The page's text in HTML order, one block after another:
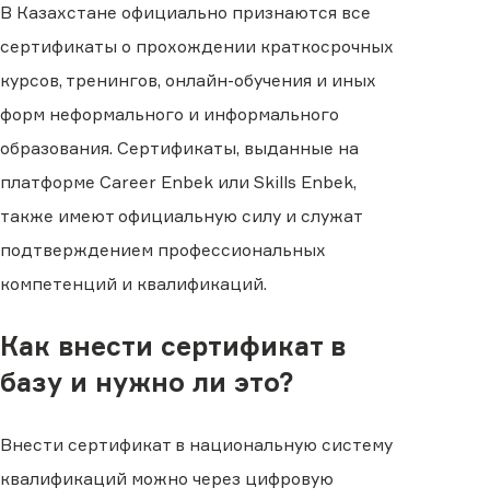
В Казахстане официально признаются все
сертификаты о прохождении краткосрочных
курсов, тренингов, онлайн-обучения и иных
форм неформального и информального
образования. Сертификаты, выданные на
платформе Career Enbek или Skills Enbek,
также имеют официальную силу и служат
подтверждением профессиональных
компетенций и квалификаций.
Как внести сертификат в
базу и нужно ли это?
Внести сертификат в национальную систему
квалификаций можно через цифровую